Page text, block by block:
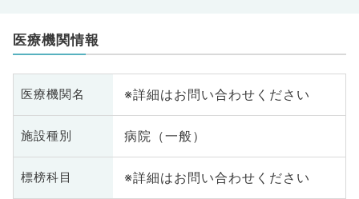
医療機関情報
医療機関名 ※詳細はお問い合わせください
施設種別 病院（一般）
標榜科目 ※詳細はお問い合わせください